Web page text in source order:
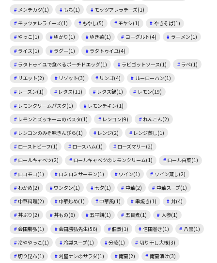
メンチカツ(1)
もち(1)
モッツアレラチーズ(1)
モッツァレラチーズ(1)
もやし(5) モヤシ(1)
やきそば(1)
やっこ(1)
ゆかり(1) ゆき菜(1) ヨーグルト(4)
ラーメン(1)
ライス(1)
ラグー(1)
ラタトゥイユ(4)
ラタトゥイユで食べるポーチドエッグ(1)
ラビゴットソース(1)
ラペ(1)
リエット(2)
リゾット(3) リンゴ(4)
ルーローハン(1)
レーズン(1)
レタス(11) レタス鍋(1)
レモン(19)
レモンクリームパスタ(1)
レモンチキン(1)
レモンとズッキーニのパスタ(1)
レンコン(9)
れんこん(2)
レンコンのみそ味きんぴら(1)
レンジ(2)
レンジ蒸し(1)
ローストビーフ(1)
ロースハム(1)
ローズマリー(2)
ロールキャベツ(2)
ロールキャベツのレモンクリーム(1)
ロール白菜(1)
ロコモコ(1)
ロミロミサーモン(1) ワイン(1)
ワイン蒸し(2)
わかめ(2)
ワンタン(1) 七夕(1) 中華(2)
中華スープ(1)
中華料理(2)
中華炒め(1) 中華風(1) 串焼き(1)
丼(4)
丼ぶり(2)
丼もの(6) 五平餅(1) 五目煮(1)
人参(1)
会田勝弘(1)
会田勝弘先生(56) 佃煮(1) 信田巻き(1)
八宝(1)
冷ややっこ(1)
冷製スープ(1) 分葱(1)
切り干し大根(3)
切り昆布(1)
刈屋ナシのサラダ(1) 南蛮(2)
南蛮漬け(3)